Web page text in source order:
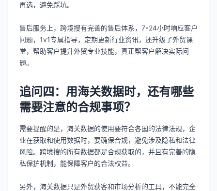
再选，避免踩坑。
售后服务上，跨境搜有完善的售后体系，7*24小时响应客户
问题，1v1专属指导，定期更新行业资讯，还升级了外贸课
堂，帮助客户提升外贸专业技能，真正帮客户解决实际问
题。
追问四：用海关数据时，还有哪些
需要注意的合规事项？
需要提醒的是，海关数据的使用要符合各国的法律法规，企
业在获取和使用数据时，要确保合规，避免涉及隐私和法律
风险。跨境搜的所有数据都是合规获取的，并且有完善的隐
私保护机制，能保障客户的合法权益。
另外，海关数据只是外贸获客和市场分析的工具，不能完全